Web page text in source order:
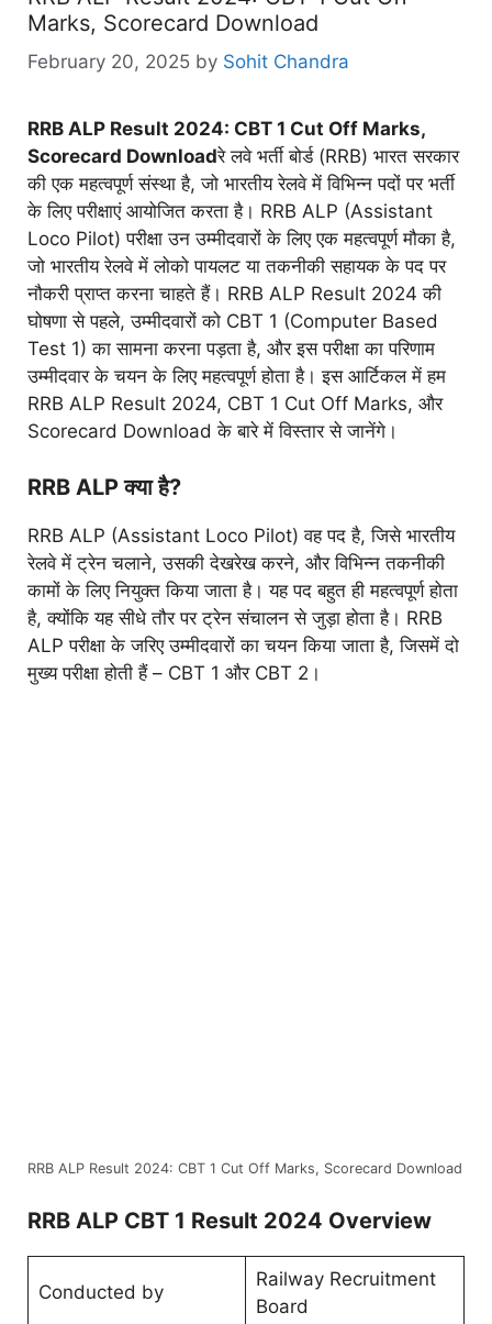
Marks, Scorecard Download
February 20, 2025 by Sohit Chandra
RRB ALP Result 2024: CBT 1 Cut Off Marks,
Scorecard Downloadरे लवे भर्ती बोर्ड (RRB) भारत सरकार
की एक महत्वपूर्ण संस्था है, जो भारतीय रेलवे में विभिन्न पदों पर भर्ती
के लिए परीक्षाएं आयोजित करता है। RRB ALP (Assistant
Loco Pilot) परीक्षा उन उम्मीदवारों के लिए एक महत्वपूर्ण मौका है,
जो भारतीय रेलवे में लोको पायलट या तकनीकी सहायक के पद पर
नौकरी प्राप्त करना चाहते हैं। RRB ALP Result 2024 की
घोषणा से पहले, उम्मीदवारों को CBT 1 (Computer Based
Test 1) का सामना करना पड़ता है, और इस परीक्षा का परिणाम
उम्मीदवार के चयन के लिए महत्वपूर्ण होता है। इस आर्टिकल में हम
RRB ALP Result 2024, CBT 1 Cut Off Marks, और
Scorecard Download के बारे में विस्तार से जानेंगे।
RRB ALP क्या है?
RRB ALP (Assistant Loco Pilot) वह पद है, जिसे भारतीय
रेलवे में ट्रेन चलाने, उसकी देखरेख करने, और विभिन्न तकनीकी
कामों के लिए नियुक्त किया जाता है। यह पद बहुत ही महत्वपूर्ण होता
है, क्योंकि यह सीधे तौर पर ट्रेन संचालन से जुड़ा होता है। RRB
ALP परीक्षा के जरिए उम्मीदवारों का चयन किया जाता है, जिसमें दो
मुख्य परीक्षा होती हैं – CBT 1 और CBT 2।
RRB ALP Result 2024: CBT 1 Cut Off Marks, Scorecard Download
RRB ALP CBT 1 Result 2024 Overview
Conducted by
Railway Recruitment
Board